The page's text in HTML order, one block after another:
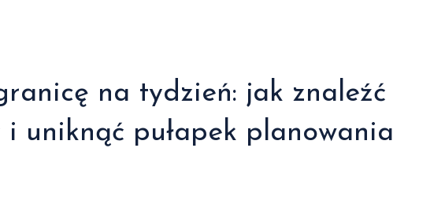
na tydzień: jak znaleźć
uniknąć pułapek planowania